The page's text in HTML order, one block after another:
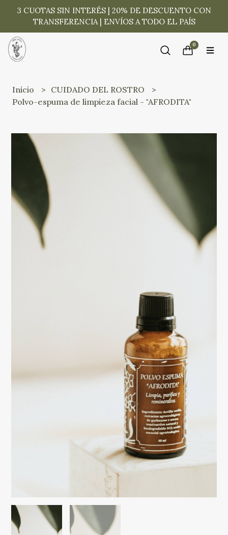
3 CUOTAS SIN INTERÉS | 20% DE DESCUENTO CON
TRANSFERENCIA | ENVÍOS A TODO EL PAÍS
0
Inicio
CUIDADO DEL ROSTRO
Polvo-espuma de limpieza facial - "AFRODITA"